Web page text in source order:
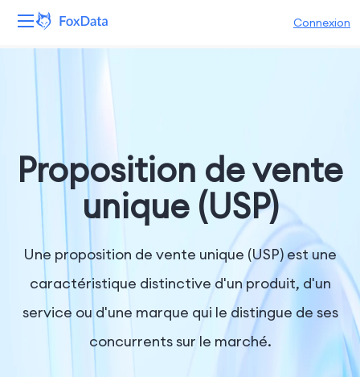
Connexion
Solutions
Ressources
Entreprise
Proposition de vente
unique (USP)
Une proposition de vente unique (USP) est une
caractéristique distinctive d'un produit, d'un
service ou d'une marque qui le distingue de ses
concurrents sur le marché.